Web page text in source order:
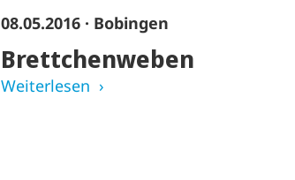
08.05.2016 · Bobingen
Brettchenweben
Weiterlesen